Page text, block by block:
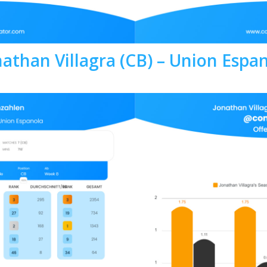
Villagra (CB) – Union